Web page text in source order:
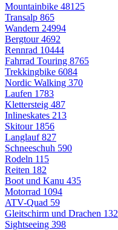
Mountainbike 48125
Transalp 865
Wandern 24994
Bergtour4692
Rennrad 10444
Fahrrad Touring 8765
Trekkingbike 6084
Nordic Walking 370
Laufen 1783
Klettersteig 487
Inlineskates 213
Skitour 1856
Langlauf827
Schneeschuh 590
Rodeln 115
Reiten 182
Boot und Kanu 435
Motorrad 1094
ATV-Quad 59
Gleitschirm und Drachen 132
Sightseeing 398